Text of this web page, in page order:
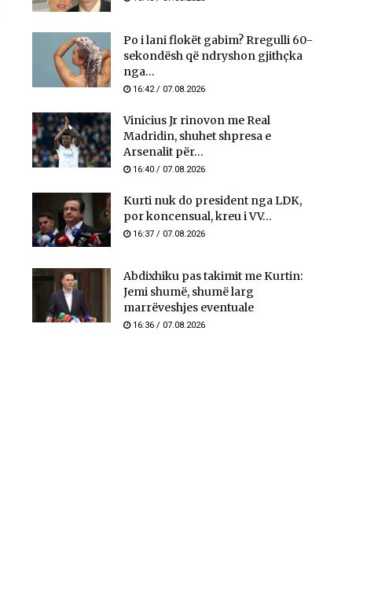
Po i lani flokët gabim? Rregulli 60-
sekondësh që ndryshon gjithçka
nga...
16:42 / 07.08.2026
Vinicius Jr rinovon me Real
Madridin, shuhet shpresa e
Arsenalit për...
16:40 / 07.08.2026
Kurti nuk do president nga LDK,
por koncensual, kreu i VV...
16:37 / 07.08.2026
Abdixhiku pas takimit me Kurtin:
Jemi shumë, shumë larg
marrëveshjes eventuale
16:36 / 07.08.2026